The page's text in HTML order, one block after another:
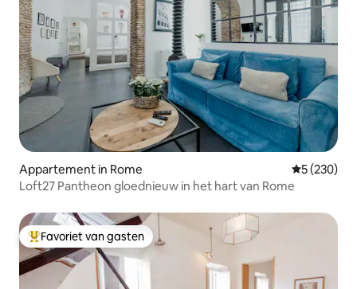
Appartement in Rome
5 (230)
Loft27 Pantheon gloednieuw in het hart van Rome
Topfavoriet van gasten
Favoriet van gasten